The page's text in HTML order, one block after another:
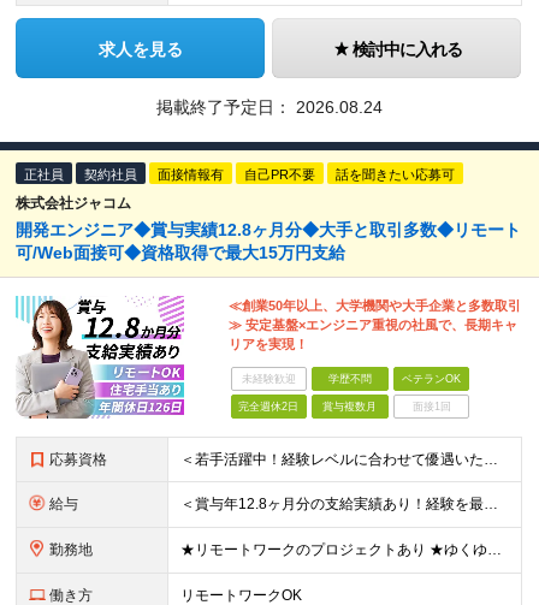
求人を見る 検討中に入れる
掲載終了予定日： 2026.08.24
正社員 契約社員 面接情報有 自己PR不要 話を聞きたい応募可
株式会社ジャコム
開発エンジニア◆賞与実績12.8ヶ月分◆大手と取引多数◆リモート
可/Web面接可◆資格取得で最大15万円支給
≪創業50年以上、大学機関や大手企業と多数取引
≫ 安定基盤×エンジニア重視の社風で、長期キャ
リアを実現！
未経験歓迎 学歴不問 ベテランOK
完全週休2日 賞与複数月 面接1回
応募資格 ＜若手活躍中！経験レベルに合わせて優遇いたします＞ ◆学歴不問 ◆ITエンジニアとしての実務経験（年数・ジャンル不問） ＼こんな方をお待ちしています！／ □働く環境を改善したい □プライベートを充実
給与 ＜賞与年12.8ヶ月分の支給実績あり！経験を最大限考慮します◎＞ 【正社員】月給26万3000円～33万9000円＋賞与年1回（12.8ヶ月分※昨年度実績）＋交通費全額＋各種手当 【契約社員】月給
勤務地 ★リモートワークのプロジェクトあり ★ゆくゆくはフルリモートも可 ★転居を伴う転勤なし 【東京都】【千葉県】【埼玉県】【神奈川県】【愛知県】にあるプロジェクト先での勤務となります。 ◆本社／東京都
働き方 リモートワークOK